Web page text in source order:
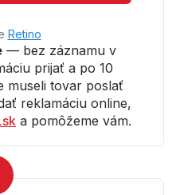
Retino
— bez záznamu v
prijať a po 10
museli tovar poslať
reklamáciu online,
a pomôžeme vám.